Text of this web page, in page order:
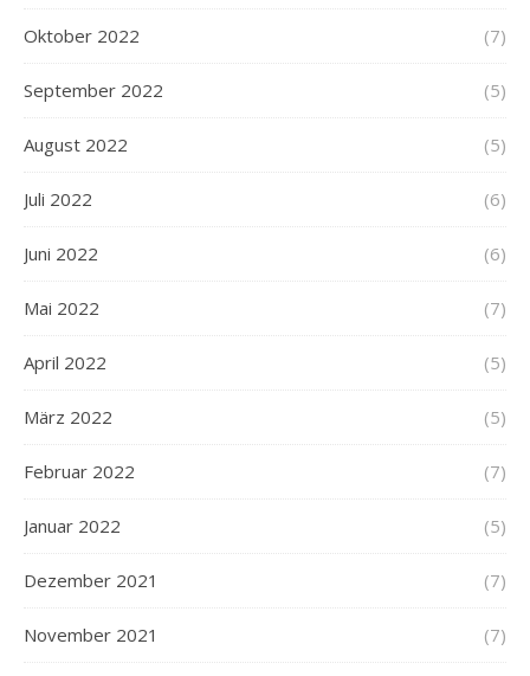
Oktober 2022 (7)
September 2022 (5)
August 2022 (5)
Juli 2022 (6)
Juni 2022 (6)
Mai 2022 (7)
April 2022 (5)
März 2022 (5)
Februar 2022 (7)
Januar 2022 (5)
Dezember 2021 (7)
November 2021 (7)